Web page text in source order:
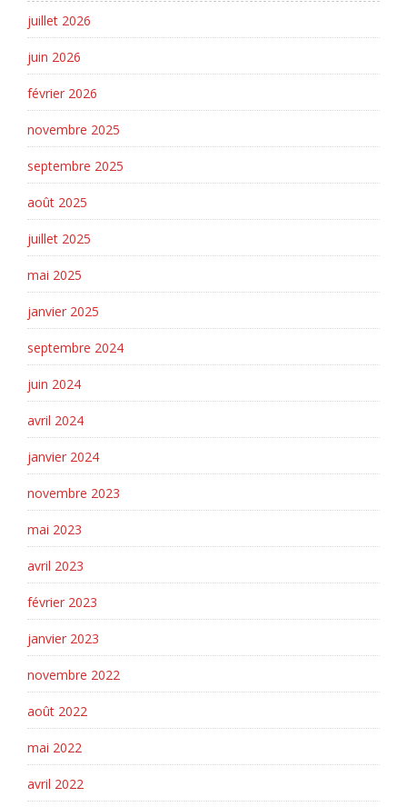
juillet 2026
juin 2026
février 2026
novembre 2025
septembre 2025
août 2025
juillet 2025
mai 2025
janvier 2025
septembre 2024
juin 2024
avril 2024
janvier 2024
novembre 2023
mai 2023
avril 2023
février 2023
janvier 2023
novembre 2022
août 2022
mai 2022
avril 2022